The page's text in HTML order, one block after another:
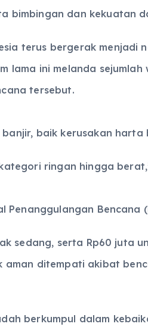
bimbingan dan kekuatan
terus bergerak menjadi
lama ini melanda sejumlah
tersebut.
baik kerusakan
ringan hingga
Bencana
sedang, serta Rp60 juta
ditempati akibat
berkumpul dalam